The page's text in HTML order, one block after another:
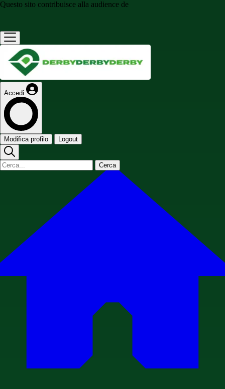
Questo sito contribuisce alla audience de
Accedi
Modifica profilo Logout
Cerca